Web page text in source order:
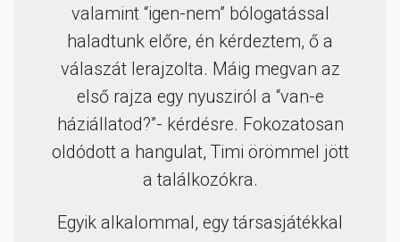
valamint “igen-nem” bólogatással
haladtunk előre, én kérdeztem, ő a
válaszát lerajzolta. Máig megvan az
első rajza egy nyusziról a “van-e
háziállatod?”- kérdésre. Fokozatosan
oldódott a hangulat, Timi örömmel jött
a találkozókra.
Egyik alkalommal, egy társasjátékkal